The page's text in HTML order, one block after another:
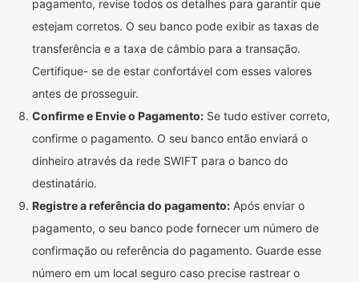
pagamento, revise todos os detalhes para garantir que
estejam corretos. O seu banco pode exibir as taxas de
transferência e a taxa de câmbio para a transação.
Certifique- se de estar confortável com esses valores
antes de prosseguir.
Confirme e Envie o Pagamento: Se tudo estiver correto,
confirme o pagamento. O seu banco então enviará o
dinheiro através da rede SWIFT para o banco do
destinatário.
Registre a referência do pagamento: Após enviar o
pagamento, o seu banco pode fornecer um número de
confirmação ou referência do pagamento. Guarde esse
número em um local seguro caso precise rastrear o